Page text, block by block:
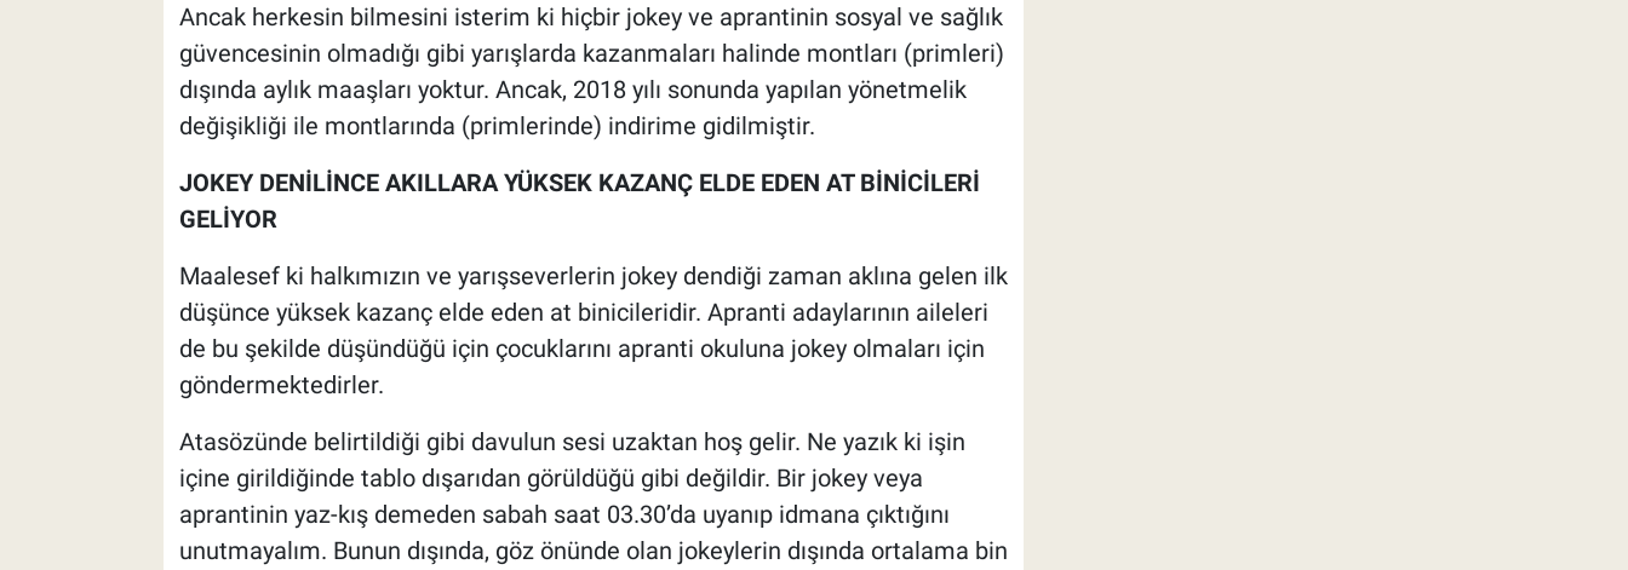
Ancak herkesin bilmesini isterim ki hiçbir jokey ve aprantinin sosyal ve sağlık
güvencesinin olmadığı gibi yarışlarda kazanmaları halinde montları (primleri)
dışında aylık maaşları yoktur. Ancak, 2018 yılı sonunda yapılan yönetmelik
değişikliği ile montlarında (primlerinde) indirime gidilmiştir.
JOKEY DENİLİNCE AKILLARA YÜKSEK KAZANÇ ELDE EDEN AT BİNİCİLERİ
GELİYOR
Maalesef ki halkımızın ve yarışseverlerin jokey dendiği zaman aklına gelen ilk
düşünce yüksek kazanç elde eden at binicileridir. Apranti adaylarının aileleri
de bu şekilde düşündüğü için çocuklarını apranti okuluna jokey olmaları için
göndermektedirler.
Atasözünde belirtildiği gibi davulun sesi uzaktan hoş gelir. Ne yazık ki işin
içine girildiğinde tablo dışarıdan görüldüğü gibi değildir. Bir jokey veya
aprantinin yaz-kış demeden sabah saat 03.30’da uyanıp idmana çıktığını
unutmayalım. Bunun dışında, göz önünde olan jokeylerin dışında ortalama bin